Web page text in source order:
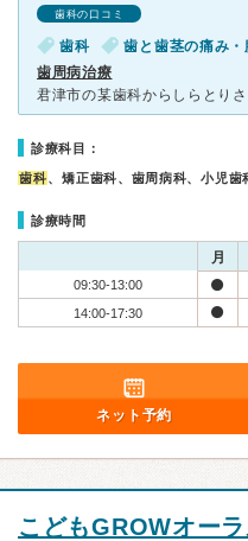
歯科の口コミ
歯科 歯と歯茎の痛み
歯周病治療
診療科目：
歯科、矯正歯科、歯周病科、小児
診療時間
月
09:30-13:00
14:00-17:30
ネット予約
こどもGROWオー